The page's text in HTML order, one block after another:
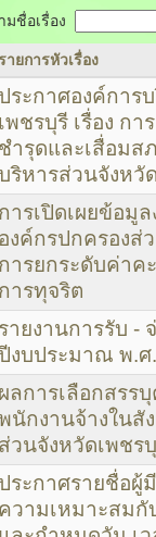
มชื่อเรื่อง
รายการหัวเรื่อง
ประกาศองค์การ
เพชรบุรี เรื่อง ก
ชำรุดและเสื่อมส
ริหารส่วนจังหวั
การเปิดเผยข้อมู
องค์กรปกครอง
การยกระดับค่าค
การทุจริต
รายงานการรับ -
งบประมาณ พ.ศ
ผลการเลือกสรร
นักงานจ้างในสั
ส่วนจังหวัดเพชร
ประกาศรายชื่อผู้
ความเหมาะสม